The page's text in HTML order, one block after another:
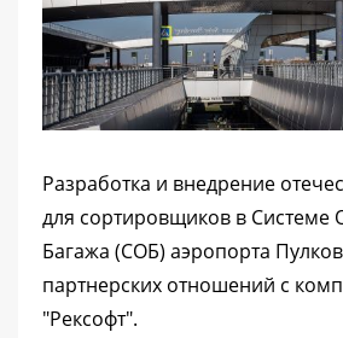
Разработка и внедрение
для сортировщиков в Системе
Багажа (СОБ) аэропорта
партнерских отношений с
"Рексофт".